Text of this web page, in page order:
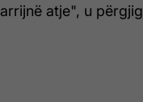
arrijnë atje", u